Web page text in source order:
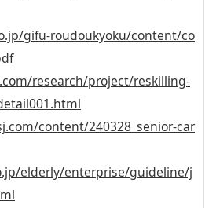
gifu-roudoukyoku/content/co
research/project/reskilling-
content/240328_senior-car
elderly/enterprise/guideline/j